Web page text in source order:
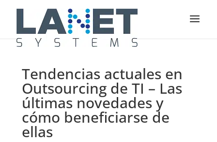
Tendencias actuales en
Outsourcing de TI – Las
últimas novedades y
cómo beneficiarse de
ellas